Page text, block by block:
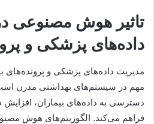
تاثیر هوش مصنوعی
داده‌های پزشکی و
مدیریت داده‌های پزشکی و پرونده‌های
مهم در سیستم‌های بهداشتی مدرن
دسترسی به داده‌های بیماران،
فراهم می‌کند. الگوریتم‌های هوش